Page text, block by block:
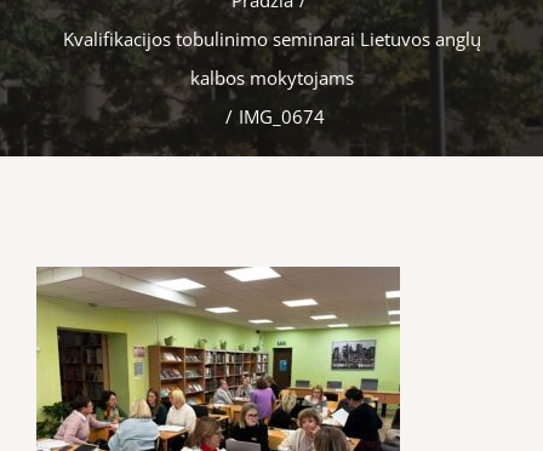
Kvalifikacijos tobulinimo seminarai Lietuvos anglų
kalbos mokytojams
/ IMG_0674